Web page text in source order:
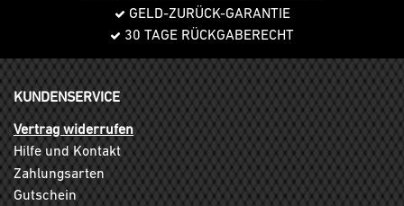
GELD-ZURÜCK-GARANTIE
30 TAGE RÜCKGABERECHT
KUNDENSERVICE
Vertrag widerrufen
Hilfe und Kontakt
Zahlungsarten
Gutschein